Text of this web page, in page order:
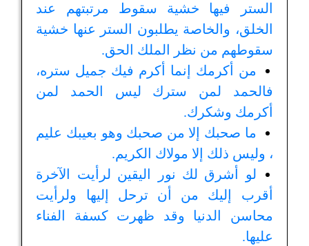
الستر فيها خشية سقوط مرتبتهم عند
الخلق، والخاصة يطلبون الستر عنها خشية
سقوطهم من نظر الملك الحق.
من أكرمك إنما أكرم فيك جميل ستره،
فالحمد لمن سترك ليس الحمد لمن
أكرمك وشكرك.
ما صحبك إلا من صحبك وهو بعيبك عليم
، وليس ذلك إلا مولاك الكريم.
لو أشرق لك نور اليقين لرأيت الآخرة
أقرب إليك من أن ترحل إليها ولرأيت
محاسن الدنيا وقد ظهرت كسفة الفناء
عليها.